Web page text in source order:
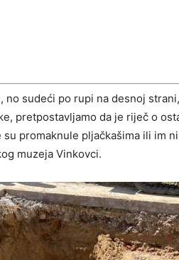
no sudeći po rupi na desnoj
pretpostavljamo da je riječ o
promaknule pljačkašima ili im
muzeja Vinkovci.